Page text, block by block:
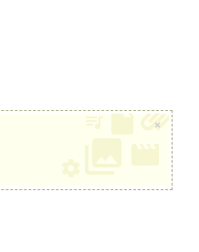
×